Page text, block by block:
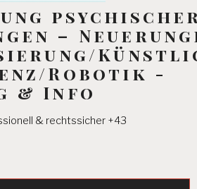
–
Robotik -
& Info
& rechtssicher +43